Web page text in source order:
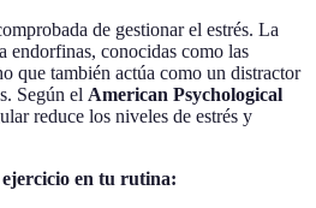
de gestionar el estrés. La
endorfinas, conocidas como las
que también actúa como un distractor
Según el American Psychological
reduce los niveles de estrés y
en tu rutina: